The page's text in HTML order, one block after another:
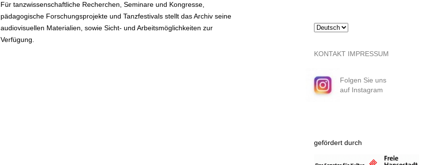
Für tanzwissenschaftliche Recherchen, Seminare und Kongresse,
pädagogische Forschungsprojekte und Tanzfestivals stellt das Archiv seine
audiovisuellen Materialien, sowie Sicht- und Arbeitsmöglichkeiten zur
Verfügung.
KONTAKT IMPRESSUM
Folgen Sie uns
auf Instagram
gefördert durch